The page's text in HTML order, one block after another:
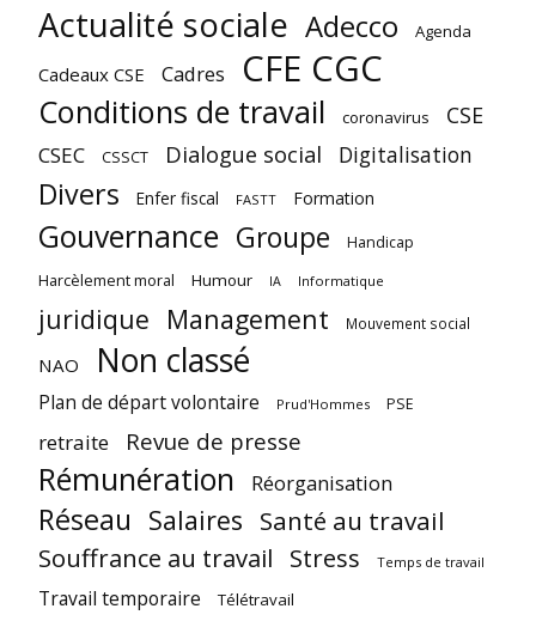
Actualité sociale Adecco Agenda
Cadeaux CSE Cadres CFE CGC
Conditions de travail coronavirus CSE
CSEC CSSCT Dialogue social Digitalisation
Divers Enfer fiscal FASTT Formation
Gouvernance Groupe Handicap
Harcèlement moral Humour IA Informatique
juridique Management Mouvement social
NAO Non classé
Plan de départ volontaire Prud'Hommes PSE
retraite Revue de presse
Rémunération Réorganisation
Réseau Salaires Santé au travail
Souffrance au travail Stress Temps de travail
Travail temporaire Télétravail